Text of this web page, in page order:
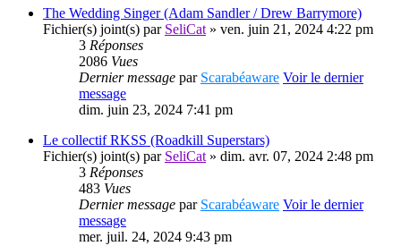
The Wedding Singer (Adam Sandler / Drew Barrymore)
Fichier(s) joint(s) par SeliCat» ven. juin 21, 2024 4:22 pm
3 Réponses
2086 Vues
Dernier message par Scarabéaware Voir le dernier
message
dim. juin 23, 2024 7:41 pm
Le collectif RKSS (Roadkill Superstars)
Fichier(s) joint(s) par SeliCat» dim. avr. 07, 2024 2:48 pm
3 Réponses
483 Vues
Dernier message par Scarabéaware Voir le dernier
message
mer. juil. 24, 2024 9:43 pm